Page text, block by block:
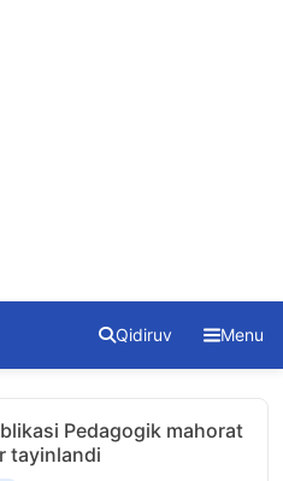
Qidiruv Menu
Pedagogik mahorat
tayinlandi